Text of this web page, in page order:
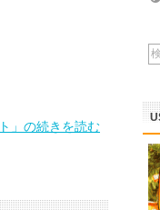
」の続きを読む